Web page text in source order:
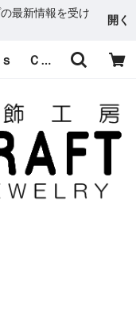
最新情報を受け
開く
ルース | 宝飾工房 Ｋ’ｓ ＣＲＡＦＴ